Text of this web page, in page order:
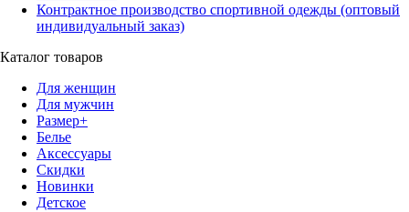
Контрактное производство спортивной одежды (оптовый
индивидуальный заказ)
Каталог товаров
Для женщин
Для мужчин
Размер+
Белье
Аксессуары
Скидки
Новинки
Детское